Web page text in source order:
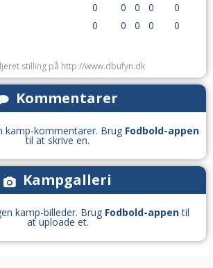
0 0 0 0
0
0 0 0 0 0
stilling på http://www.dbufyn.dk
Kommentarer
kamp-kommentarer. Brug Fodbold-appen
til at skrive en.
Kampgalleri
kamp-billeder. Brug Fodbold-appentil
at uploade et.